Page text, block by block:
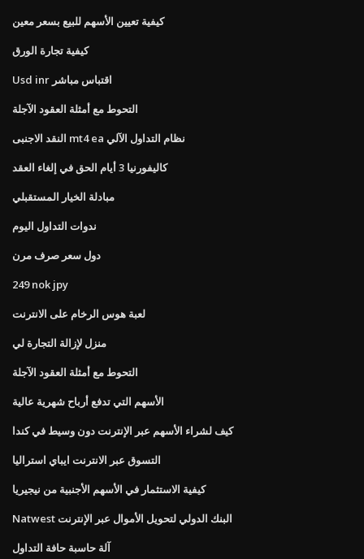
كيفية تعيين الأسهم للبيع بسعر معين
كيفية تجارة الورق
Usd inr اقتباس مباشر
التحوط مع أمثلة العقود الآجلة
النقد الاجنبى mt4 ea نظام التداول الآلي
كاليفورنيا 3 أيام الحق في إلغاء العقد
مبادلة الخيار المستقبلي
ندوات التداول اليوم
دول سعر صرف مرن
249 nok jpy
لعبة هوس الرخام على الانترنت
منزل لإزالة التجارة لي
التحوط مع أمثلة العقود الآجلة
الأسهم التي تدفع أرباح شهرية عالية
كيف لشراء الأسهم عبر الإنترنت دون وسيط في كندا
التسوق عبر الانترنت ايباي استراليا
كيفية الاستثمار في الأسهم الأجنبية من نيجيريا
Natwest البنك الدولي لتحويل الأموال عبر الإنترنت
آلة حاسبة حافة التداول